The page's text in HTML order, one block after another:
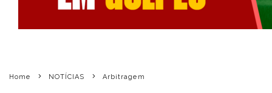
Home NOTÍCIAS Arbitragem